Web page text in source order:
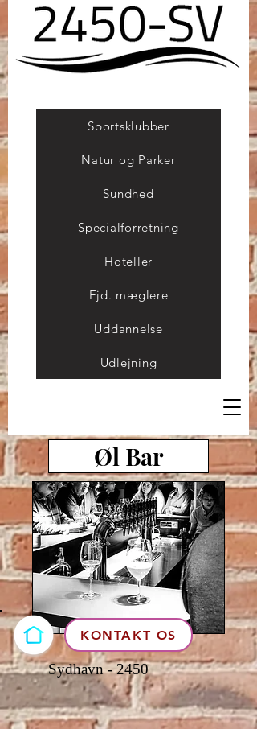
Sportsklubber
Natur og Parker
Sundhed
Specialforretning
Hoteller
Ejd. mæglere
Uddannelse
Udlejning
Øl Bar
KONTAKT OS
Sydhavn - 2450